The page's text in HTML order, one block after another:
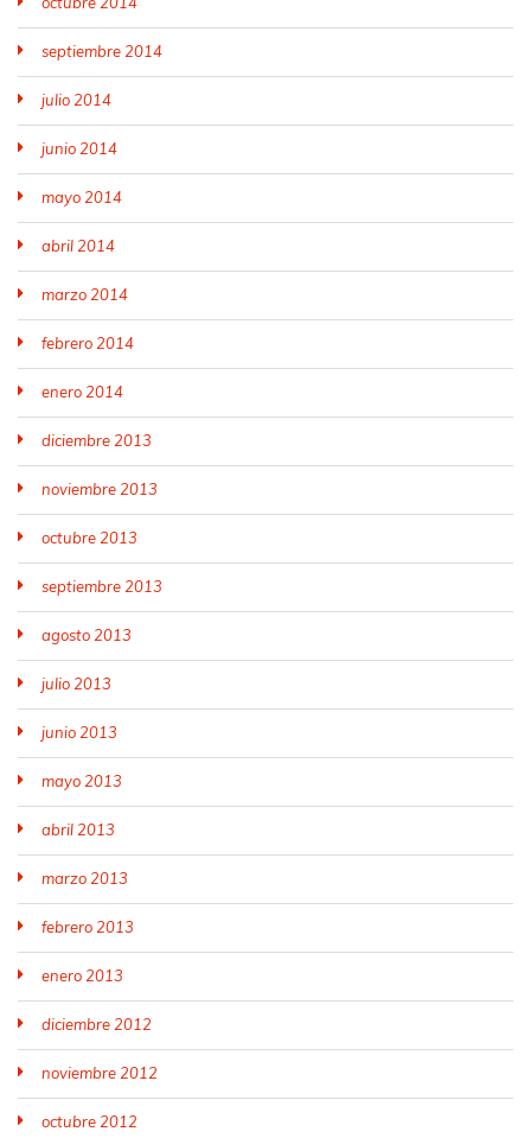
septiembre 2014
julio 2014
junio 2014
mayo 2014
abril 2014
marzo 2014
febrero 2014
enero 2014
diciembre 2013
noviembre 2013
octubre 2013
septiembre 2013
agosto 2013
julio 2013
junio 2013
mayo 2013
abril 2013
marzo 2013
febrero 2013
enero 2013
diciembre 2012
noviembre 2012
octubre 2012